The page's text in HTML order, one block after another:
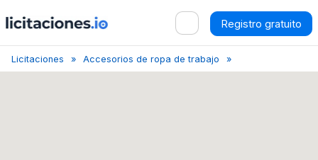
Registro gratuito
Licitaciones Accesorios de ropa de trabajo